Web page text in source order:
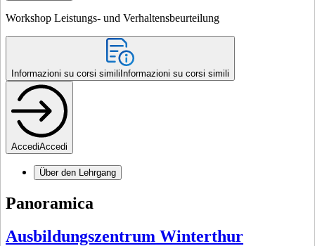
Workshop Leistungs- und Verhaltensbeurteilung
Informazioni su corsi simili Informazioni su corsi simili
AccediAccedi
Über den Lehrgang
Panoramica
Ausbildungszentrum Winterthur